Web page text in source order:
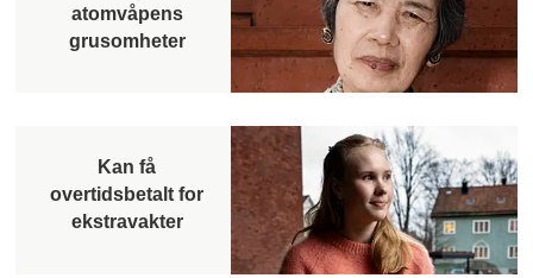
atomvåpens
grusomheter
Kan få
overtidsbetalt for
ekstravakter